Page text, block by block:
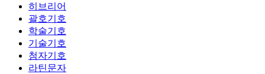
히브리어
괄호기호
학술기호
기술기호
첨자기호
라틴문자